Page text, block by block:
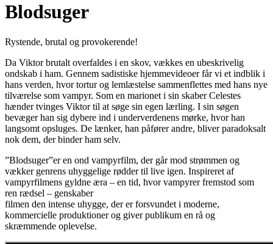
Blodsuger
Rystende, brutal og provokerende!
Da Viktor brutalt overfaldes i en skov, vækkes en ubeskrivelig
ondskab i ham. Gennem sadistiske hjemmevideoer får vi et indblik i
hans verden, hvor tortur og lemlæstelse sammenflettes med hans nye
tilværelse som vampyr. Som en marionet i sin skaber Celestes
hænder tvinges Viktor til at søge sin egen lærling. I sin søgen
bevæger han sig dybere ind i underverdenens mørke, hvor han
langsomt opsluges. De lænker, han påfører andre, bliver paradoksalt
nok dem, der binder ham selv.
”Blodsuger”er en ond vampyrfilm, der går mod strømmen og
vækker genrens uhyggelige rødder til live igen. Inspireret af
vampyrfilmens gyldne æra – en tid, hvor vampyrer fremstod som
ren rædsel – genskaber
filmen den intense uhygge, der er forsvundet i moderne,
kommercielle produktioner og giver publikum en rå og
skræmmende oplevelse.